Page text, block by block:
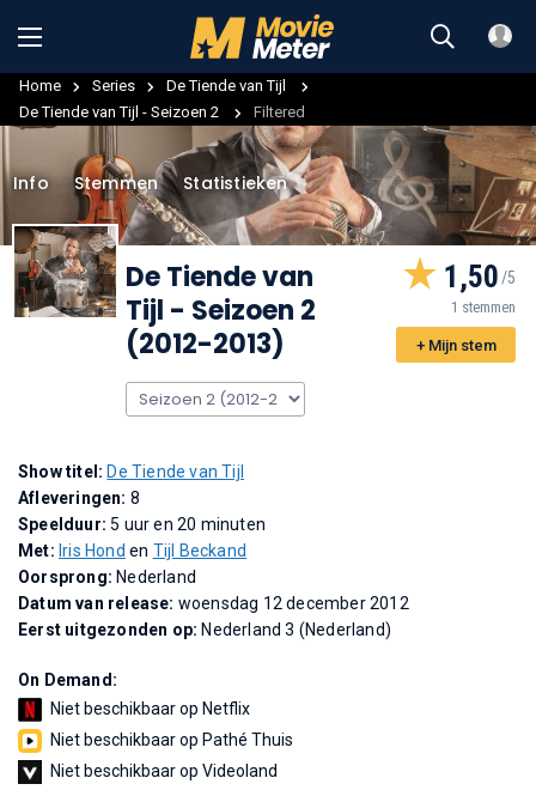
Home Series
De Tiende van Tijl
De Tiende van Tijl - Seizoen 2
Filtered
Info Stemmen Statistieken
De Tiende van
Tijl - Seizoen 2
(2012-2013)
1,50
1 stemmen
+ Mijn stem
Show titel: De Tiende van Tijl
Afleveringen: 8
Speelduur:5 uur en 20 minuten
Met: Iris Hond en Tijl Beckand
Oorsprong: Nederland
Datum van release: woensdag 12 december 2012
Eerst uitgezonden op: Nederland 3 (Nederland)
On Demand:
Niet beschikbaar op Netflix
Niet beschikbaar op Pathé Thuis
Niet beschikbaar op Videoland